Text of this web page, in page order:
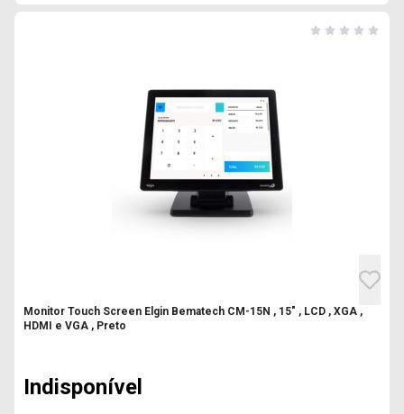
Monitor Touch Screen Elgin Bematech CM-15N , 15" , LCD , XGA ,
HDMI e VGA , Preto
Indisponível